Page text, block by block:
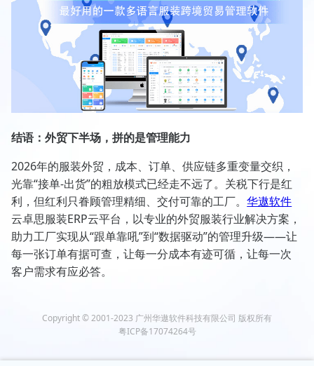
结语：外贸下半场，拼的是管理能力
2026年的服装外贸，成本、订单、供应链多重变量交织，
光靠“接单-出货”的粗放模式已经走不远了。关税下行是红
利，但红利只眷顾管理精细、交付可靠的工厂。华遨软件
云卓思服装ERP云平台，以专业的外贸服装行业解决方案，
助力工厂实现从“跟单靠吼”到“数据驱动”的管理升级——让
每一张订单有据可查，让每一分成本有迹可循，让每一次
客户需求有应必答。
Copyright © 2001-2023 广州华遨软件科技有限公司 版权所有
粤ICP备17074264号